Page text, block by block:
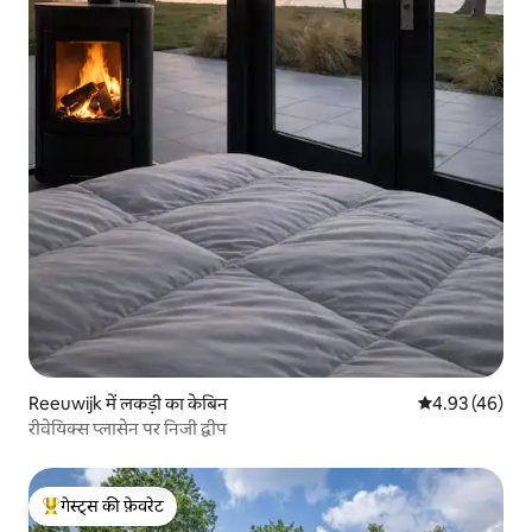
Reeuwijk में लकड़ी का केबिन औसत रेटिंग 5 में
4.93 (46)
रीवेयिक्स प्लासेन पर निजी द्वीप
गेस्ट्स का टॉप फ़ेवरेट
गेस्ट्स की फ़ेवरेट